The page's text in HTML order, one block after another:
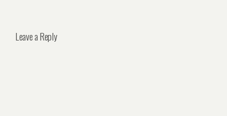
Leave a Reply